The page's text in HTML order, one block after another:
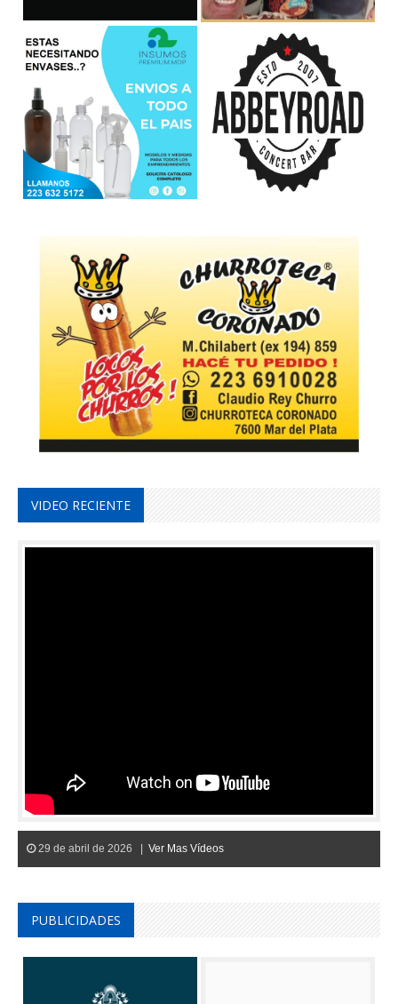
VIDEO RECIENTE
29 de abril de 2026 | Ver Mas Vídeos
PUBLICIDADES